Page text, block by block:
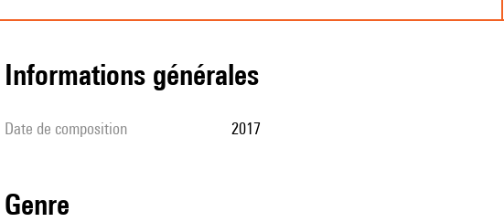
informations générales
date de composition 2017
genre